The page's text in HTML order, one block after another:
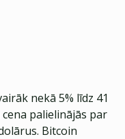
nekā 5% līdz 41
palielinājās par
Bitcoin